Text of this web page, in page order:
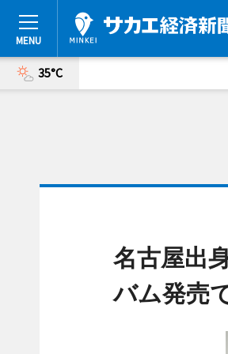
35°C
名古屋出
バム発売